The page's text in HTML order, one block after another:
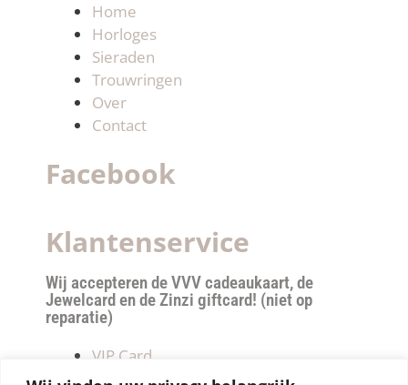
Home
Horloges
Sieraden
Trouwringen
Over
Contact
Facebook
Klantenservice
Wij accepteren de VVV cadeaukaart, de
Jewelcard en de Zinzi giftcard! (niet op
reparatie)
VIP Card
Retourneren